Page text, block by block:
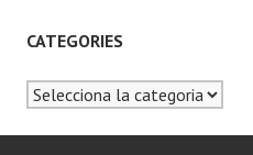
CATEGORIES
Categories